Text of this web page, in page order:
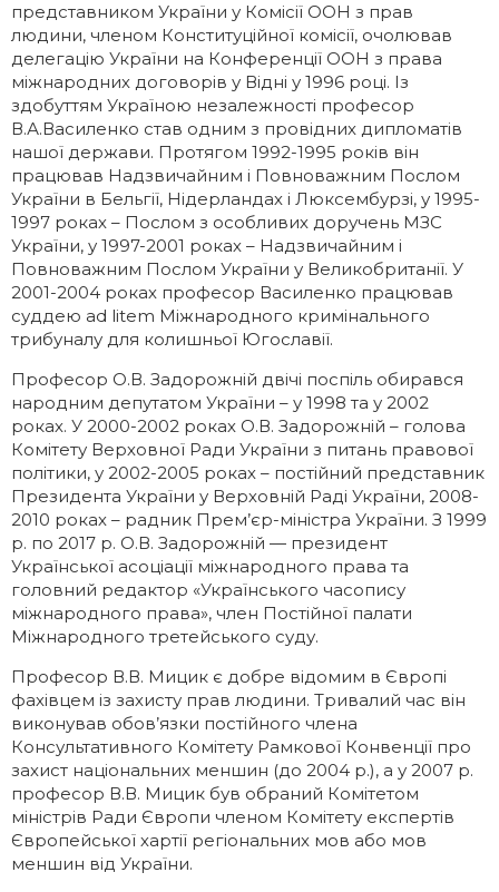
представником України у Комісії ООН з прав
людини, членом Конституційної комісії, очолював
делегацію України на Конференції ООН з права
міжнародних договорів у Відні у 1996 році. Із
здобуттям Україною незалежності професор
В.А.Василенко став одним з провідних дипломатів
нашої держави. Протягом 1992-1995 років він
працював Надзвичайним і Повноважним Послом
України в Бельгії, Нідерландах і Люксембурзі, у 1995-
1997 роках – Послом з особливих доручень МЗС
України, у 1997-2001 роках – Надзвичайним і
Повноважним Послом України у Великобританії. У
2001-2004 роках професор Василенко працював
суддею ad litem Міжнародного кримінального
трибуналу для колишньої Югославії.
Професор О.В. Задорожній двічі поспіль обирався
народним депутатом України – у 1998 та у 2002
роках. У 2000-2002 роках О.В. Задорожній – голова
Комітету Верховної Ради України з питань правової
політики, у 2002-2005 роках – постійний представник
Президента України у Верховній Раді України, 2008-
2010 роках – радник Прем’єр-міністра України. З 1999
р. по 2017 р. О.В. Задорожній — президент
Української асоціації міжнародного права та
головний редактор «Українського часопису
міжнародного права», член Постійної палати
Міжнародного третейського суду.
Професор В.В. Мицик є добре відомим в Європі
фахівцем із захисту прав людини. Тривалий час він
виконував обов’язки постійного члена
Консультативного Комітету Рамкової Конвенції про
захист національних меншин (до 2004 р.), а у 2007 р.
професор В.В. Мицик був обраний Комітетом
міністрів Ради Європи членом Комітету експертів
Європейської хартії регіональних мов або мов
меншин від України.